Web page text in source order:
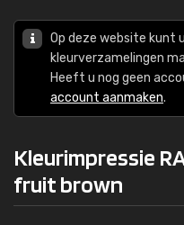
Op deze website kunt
kleurverzamelingen
Heeft u nog geen
account aanmaken.
Kleurimpressie
fruit brown